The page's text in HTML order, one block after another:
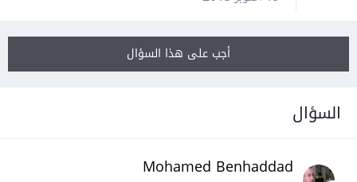
أجب على هذا السؤال
السؤال
Mohamed Benhaddad